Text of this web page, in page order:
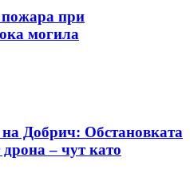
при
могила
Добрич: Обстановката
– чут като